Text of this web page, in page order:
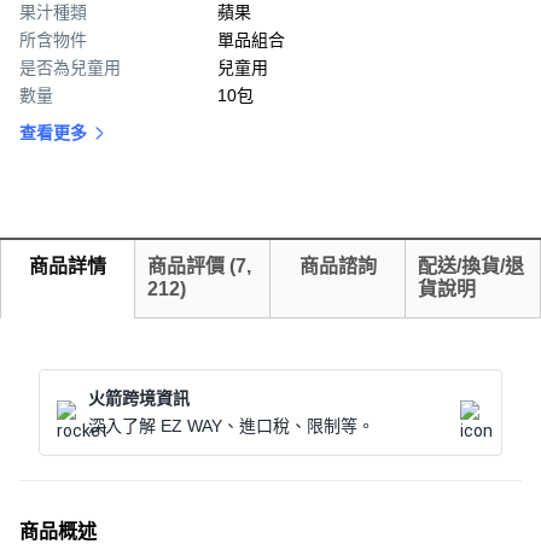
果汁種類
蘋果
所含物件
單品組合
是否為兒童用
兒童用
數量
10包
查看更多
商品詳情 商品評價 (7,
212)
商品諮詢
配送/換貨/退
貨說明
火箭跨境資訊
深入了解 EZ WAY、進口稅、限制等。
商品概述